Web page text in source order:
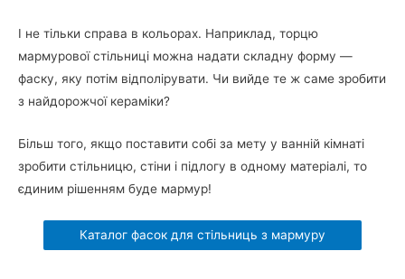
І не тільки справа в кольорах. Наприклад, торцю
мармурової стільниці можна надати складну форму —
фаску, яку потім відполірувати. Чи вийде те ж саме зробити
з найдорожчої кераміки?
Більш того, якщо поставити собі за мету у ванній кімнаті
зробити стільницю, стіни і підлогу в одному матеріалі, то
єдиним рішенням буде мармур!
Каталог фасок для стільниць з мармуру